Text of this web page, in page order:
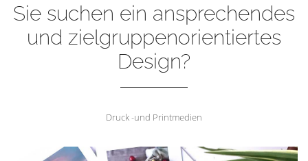
Sie suchen ein ansprechendes
und zielgruppenorientiertes
Design?
Druck -und Printmedien